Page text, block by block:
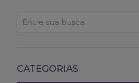
CATEGORIAS